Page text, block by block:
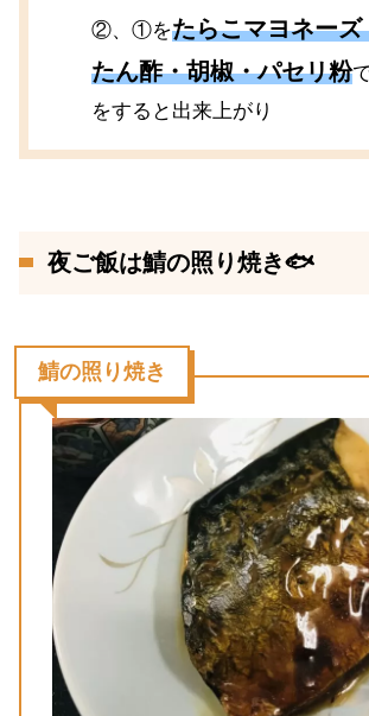
②、①をたらこマヨネーズ
たん酢・胡椒・パセリ粉
をすると出来上がり
夜ご飯は鯖の照り焼き🐟
鯖の照り焼き